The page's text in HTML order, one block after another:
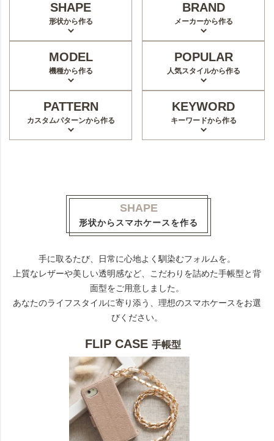
SHAPE
形状から作る
BRAND
メーカーから作る
MODEL
機種から作る
POPULAR
人気スタイルから作る
PATTERN
カスタムパターンから作る
KEYWORD
キーワードから作る
SHAPE
形状からスマホケースを作る
手に取るたび、日常に心地よく馴染むフォルムを。
上質なレザーや美しい透明感など、こだわりを詰めた手帳型と背
面型をご用意しました。
あなたのライフスタイルに寄り添う、理想のスマホケースをお選
びください。
FLIP CASE手帳型